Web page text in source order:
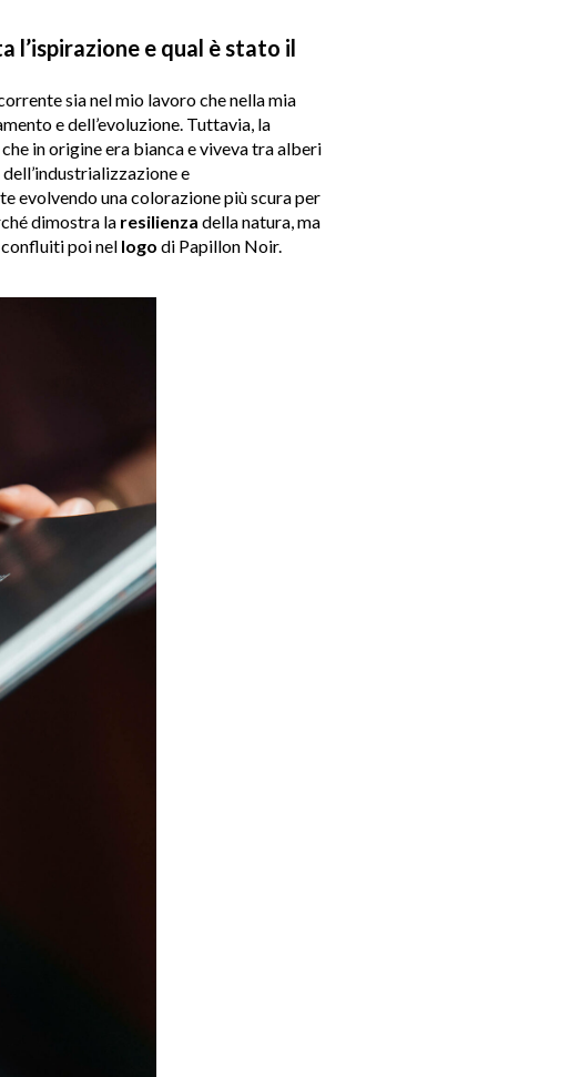
l’ispirazione e qual è stato il
sia nel mio lavoro che nella mia
e dell’evoluzione. Tuttavia, la
in origine era bianca e viveva tra alberi
dell’industrializzazione e
evolvendo una colorazione più scura per
dimostra la resilienza della natura, ma
poi nel logo di Papillon Noir.